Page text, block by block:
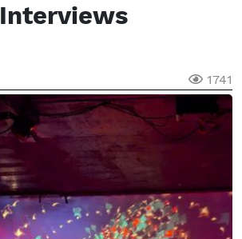
Interviews
1741